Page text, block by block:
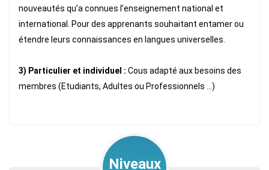
nouveautés qu’a connues l’enseignement national et
international. Pour des apprenants souhaitant entamer ou
étendre leurs connaissances en langues universelles.
3) Particulier et individuel : Cous adapté aux besoins des
membres (Etudiants, Adultes ou Professionnels ...)
Niveaux